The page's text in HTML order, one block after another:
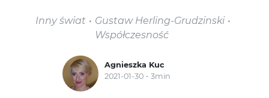
Inny świat
Gustaw Herling-Grudzinski
Współczesność
Agnieszka Kuc
2021-01-30
3min